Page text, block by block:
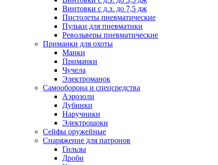
Винтовки с д.э. до 7,5 дж
Пистолеты пневматические
Пульки для пневматики
Револьверы пневматические
Приманки для охоты
Манки
Приманки
Чучела
Электроманок
Самооборона и спецсредства
Аэрозоли
Дубинки
Наручники
Электрошоки
Сейфы оружейные
Снаряжение для патронов
Гильзы
Дроби